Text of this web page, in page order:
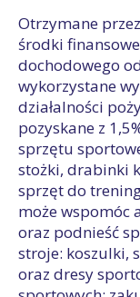
Otrzymane
środki
dochodowego
wykorzystane
działalności
pozyskane z
sprzętu
stożki, drabinki
sprzęt do
może wspomóc
oraz podnieść
stroje: koszulki,
oraz dresy